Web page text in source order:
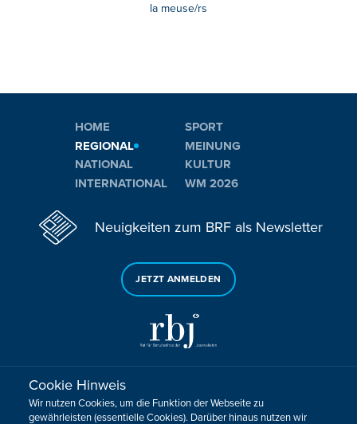
la meuse/rs
HOME
REGIONAL
NATIONAL
INTERNATIONAL
SPORT
MEINUNG
KULTUR
WM 2026
Neuigkeiten zum BRF als Newsletter
JETZT ANMELDEN
Sie haben noch Fragen oder Anmerkungen?
KONTAKTIEREN SIE UNS!
Cookie Hinweis
Wir nutzen Cookies, um die Funktion der Webseite zu
gewährleisten (essentielle Cookies). Darüber hinaus nutzen wir